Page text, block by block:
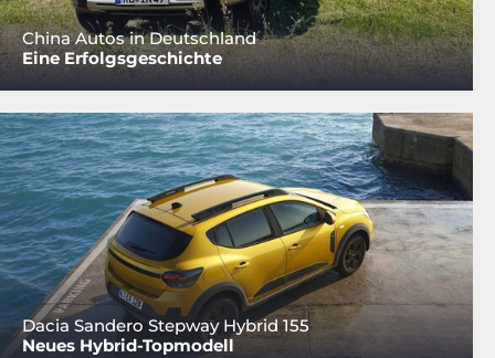
China Autos in Deutschland
Eine Erfolgsgeschichte
Dacia Sandero Stepway Hybrid 155
Neues Hybrid-Topmodell